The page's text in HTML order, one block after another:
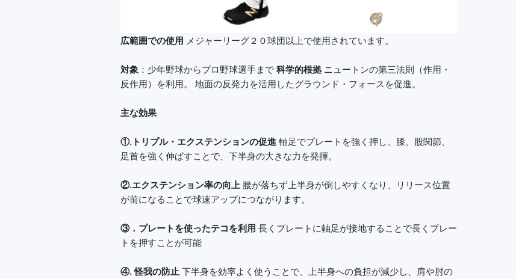
広範囲での使用 メジャーリーグ２０球団以上で使用されています。
対象 ：少年野球からプロ野球選手まで 科学的根拠 ニュートンの第三法則（作用・
反作用）を利用。 地面の反発力を活用したグラウンド・フォースを促進。
主な効果
①.トリプル・エクステンションの促進 軸足でプレートを強く押し、膝、股関節、
足首を強く伸ばすことで、下半身の大きな力を発揮。
②.エクステンション率の向上 腰が落ちず上半身が倒しやすくなり、リリース位置
が前になることで球速アップにつながります。
③．プレートを使ったテコを利用 長くプレートに軸足が接地することで長くプレー
トを押すことが可能
④. 怪我の防止 下半身を効率よく使うことで、上半身への負担が減少し、肩や肘の